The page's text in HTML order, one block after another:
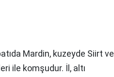
Mardin, kuzeyde Siirt ve
ile komşudur. İl, altı